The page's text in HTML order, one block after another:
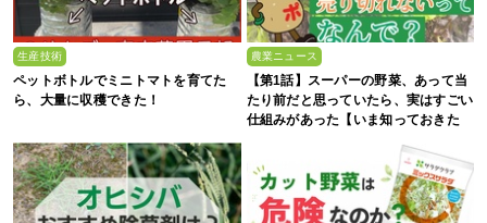
生産技術
ペットボトルでミニトマトを育てた
ら、大量に収穫できた！
農業ニュース
【第1話】スーパーの野菜、あって当
たり前だと思っていたら、実はすごい
仕組みがあった【いま知っておきた